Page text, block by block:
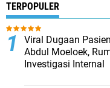
TERPOPULER
Viral Dugaan
Abdul Moeloek,
Investigasi Internal